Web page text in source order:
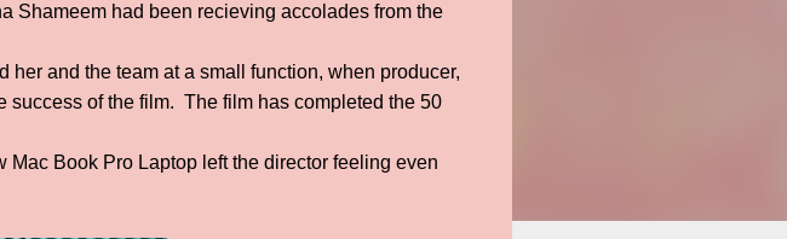
Shameem had been recieving accolades from the
and the team at a small function, when producer,
success of the film. The film has completed the 50
Mac Book Pro Laptop left the director feeling even